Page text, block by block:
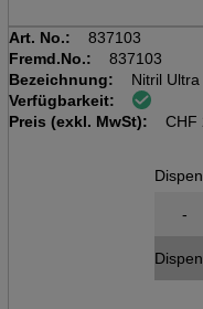
Art. No.:
837103
Fremd.No.:
837103
Bezeichnung:
Nitril
Dispenser
AQL 1.5,
Verfügbarkeit:
Preis (exkl. MwSt):
CHF
-